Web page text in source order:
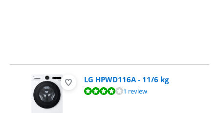
LG HPWD116A - 11/6 kg
Beoordeling is 8,4 van de 10, gebaseerd op 1 review.
1 review